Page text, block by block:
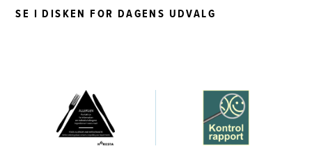
SE I DISKEN FOR DAGENS UDVALG